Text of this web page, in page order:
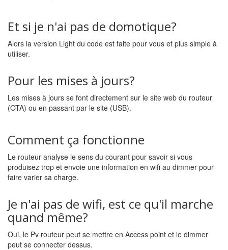
Et si je n'ai pas de domotique?
Alors la version Light du code est faite pour vous et plus simple à
utiliser.
Pour les mises à jours?
Les mises à jours se font directement sur le site web du routeur
(OTA) ou en passant par le site (USB).
Comment ça fonctionne
Le routeur analyse le sens du courant pour savoir si vous
produisez trop et envoie une information en wifi au dimmer pour
faire varier sa charge.
Je n'ai pas de wifi, est ce qu'il marche
quand même?
Oui, le Pv routeur peut se mettre en Access point et le dimmer
peut se connecter dessus.